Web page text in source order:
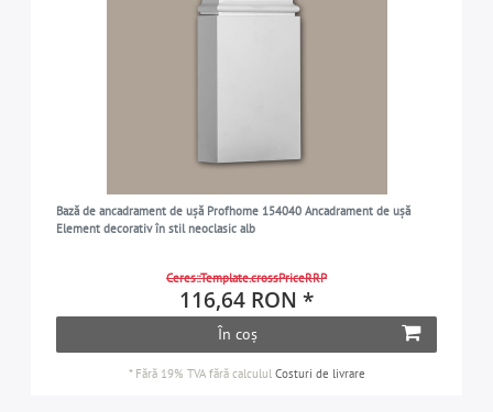
Bază de ancadrament de ușă Profhome 154040 Ancadrament de ușă
Element decorativ în stil neoclasic alb
Ceres::Template.crossPriceRRP
116,64 RON *
În coș
* Fără 19% TVAfără calculul Costuri de livrare